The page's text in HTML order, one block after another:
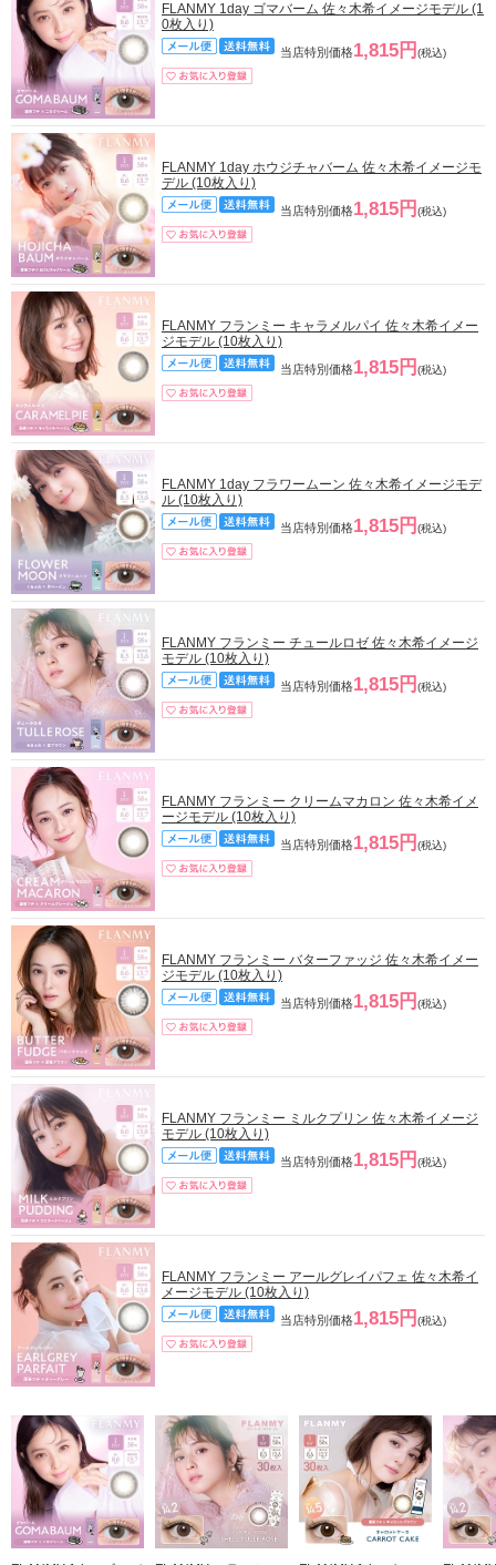
FLANMY 1day ゴマバーム 佐々木希イメージモデル (1
0枚入り)
当店特別価格1,815円 (税込)
FLANMY 1day ホウジチャバーム 佐々木希イメージモ
デル (10枚入り)
当店特別価格1,815円 (税込)
FLANMY フランミー キャラメルパイ 佐々木希イメー
ジモデル (10枚入り)
当店特別価格1,815円 (税込)
FLANMY 1day フラワームーン 佐々木希イメージモデ
ル (10枚入り)
当店特別価格1,815円 (税込)
FLANMY フランミー チュールロゼ 佐々木希イメージ
モデル (10枚入り)
当店特別価格1,815円 (税込)
FLANMY フランミー クリームマカロン 佐々木希イメ
ージモデル (10枚入り)
当店特別価格1,815円 (税込)
FLANMY フランミー バターファッジ 佐々木希イメー
ジモデル (10枚入り)
当店特別価格1,815円 (税込)
FLANMY フランミー ミルクプリン 佐々木希イメージ
モデル (10枚入り)
当店特別価格1,815円 (税込)
FLANMY フランミー アールグレイパフェ 佐々木希イ
メージモデル (10枚入り)
当店特別価格1,815円 (税込)